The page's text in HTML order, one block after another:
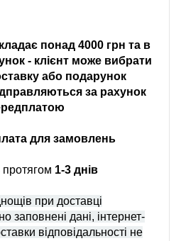
понад 4000 грн та в
- клієнт може вибрати
або подарунок
за рахунок
для замовлень
1-3 днів
при доставці
заповнені дані, інтернет-
відповідальності не